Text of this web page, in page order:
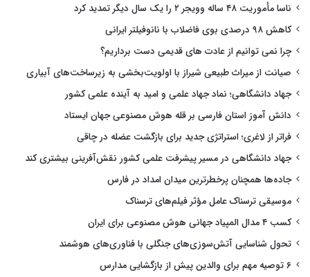
ناسا مأموریت ۴۸ ساله وویجر ۲ را یک سال دیگر تمدید کرد
کاهش ۹۸ درصدی بوی فاضلاب با نانوفیلتر ایرانی
چرا نمی توانیم از عادت های قدیمی دست برداریم؟
صیانت از میراث طبیعی شیراز با اولویت‌بخشی به زیرساخت‌های آبیاری
جهاد دانشگاهی؛ نماد جهاد علمی و امید به آینده علمی کشور
دانش آموز استان فارسی بر قله هوش مصنوعی جهان ایستاد
فراتر از لاغری؛ استراتژی جدید برای بازگشت عضله در چاقی
جهاد دانشگاهی در مسیر پیشرفت علمی کشور نقش‌آفرینی بیشتری کند
جاده‌ها همچنان پرخطرترین میدان امداد در فارس
موسیقی ترسناک عامل مؤثر فیلم‌های ترسناک
کسب ۴ مدال المپیاد جهانی هوش مصنوعی برای ایران
تحول شناسایی آتش‌سوزی‌های جنگلی با فناوری‌های هوشمند
۶ توصیه مهم برای والدین پیش از بازگشایی مدارس